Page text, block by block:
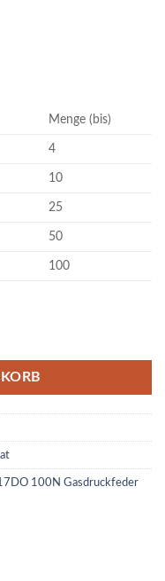
Menge (bis)
4
10
25
50
100
Gasdruckfeder M6 15/6
100N Gasdruckfeder